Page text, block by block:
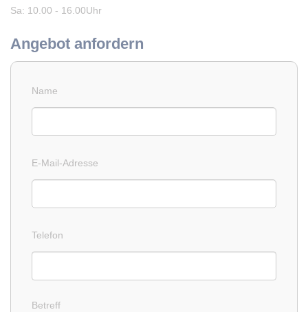
Sa: 10.00 - 16.00Uhr
Angebot anfordern
Name
E-Mail-Adresse
Telefon
Betreff